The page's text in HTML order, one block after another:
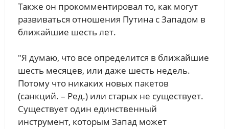
Также он прокомментировал то, как могут
развиваться отношения Путина с Западом в
ближайшие шесть лет.
"Я думаю, что все определится в ближайшие
шесть месяцев, или даже шесть недель.
Потому что никаких новых пакетов
(санкций. – Ред.) или старых не существует.
Существует один единственный
инструмент, которым Запад может